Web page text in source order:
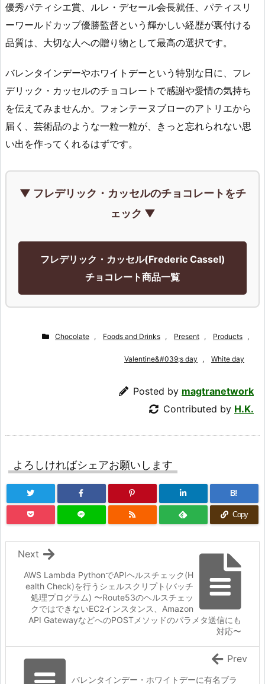
優秀パティシエ賞、ルレ・デセール会長就任、パティスリ
ーワールドカップ優勝監督という輝かしい経歴が裏付ける
品質は、大切な人への贈り物として最高の選択です。
バレンタインデーやホワイトデーという特別な日に、フレ
デリック・カッセルのチョコレートで感謝や愛情の気持ち
を伝えてみませんか。フォンテーヌブローのアトリエから
届く、芸術品のような一粒一粒が、きっと忘れられない思
い出を作ってくれるはずです。
▼ フレデリック・カッセルのチョコレートをチ
ェック ▼
フレデリック・カッセル(Frederic Cassel)
チョコレート商品一覧
Chocolate , Foods and Drinks , Present , Products ,
Valentine&#039;s day , White day
Posted by magtranetwork
Contributed by H.K.
よろしければシェアお願いします
B!
Copy
AWS Lambda PythonでAPIヘルスチェック(H
ealth Check)を行うシェルスクリプト(バッチ
処理プログラム) 〜Route53のヘルスチェッ
クではできないEC2インスタンス、Amazon
API GatewayなどへのPOSTメソッドのパラメタ送信にも
対応〜
Next
バレンタインデー・ホワイトデーに有名ブラ
Prev